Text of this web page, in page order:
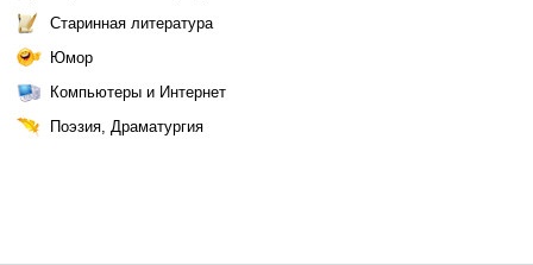
Старинная литература
Юмор
Компьютеры и Интернет
Поэзия, Драматургия